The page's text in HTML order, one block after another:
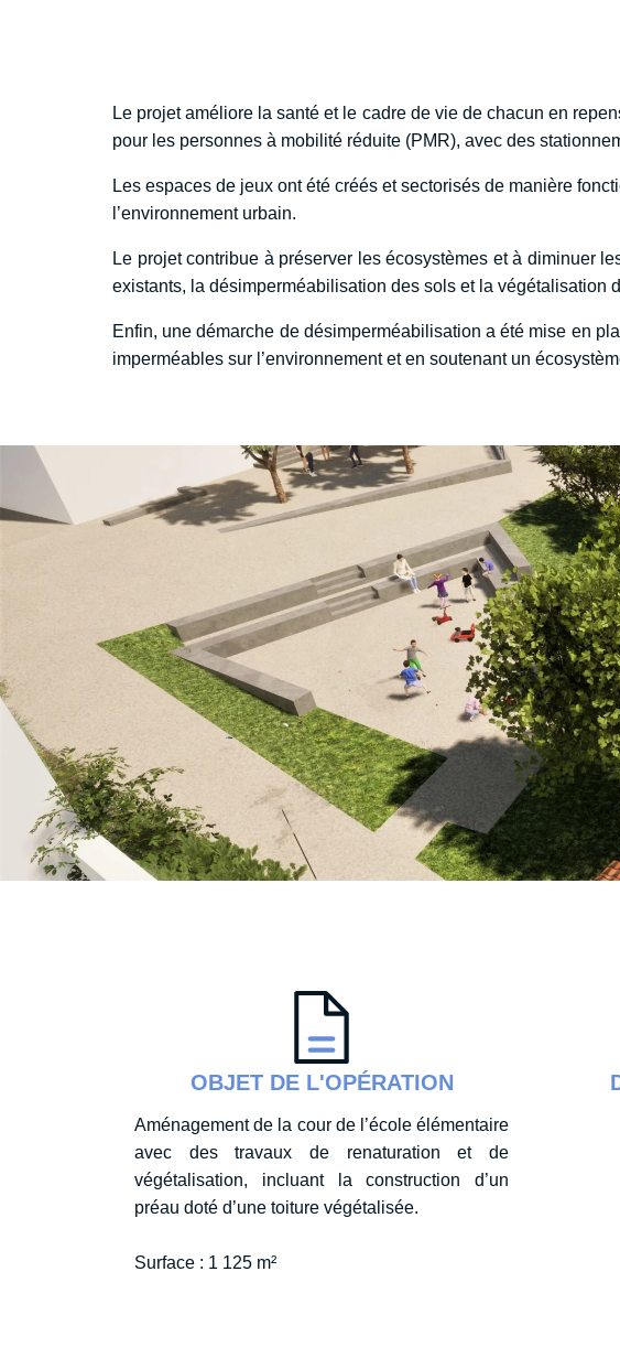
Le projet améliore la santé et le cadre de vie de chacun en
pour les personnes à mobilité réduite (PMR), avec des
Les espaces de jeux ont été créés et sectorisés de manière
l’environnement urbain.
Le projet contribue à préserver les écosystèmes et à diminuer
existants, la désimperméabilisation des sols et la végétalisation
Enfin, une démarche de désimperméabilisation a été mise en
imperméables sur l’environnement et en soutenant un
OBJET DE L'OPÉRATION
Aménagement de la cour de l’école élémentaire
avec des travaux de renaturation et de
végétalisation, incluant la construction d’un
préau doté d’une toiture végétalisée.
Surface : 1 125 m²